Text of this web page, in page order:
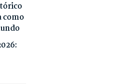
como